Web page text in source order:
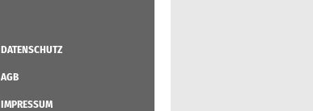
DATENSCHUTZ
AGB
IMPRESSUM